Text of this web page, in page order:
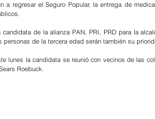
a regresar el Seguro Popular, la entrega de
candidata de la alianza PAN, PRI, PRD para la
personas de la tercera edad serán también su
lunes la candidata se reunió con vecinos de las
Roebuck.